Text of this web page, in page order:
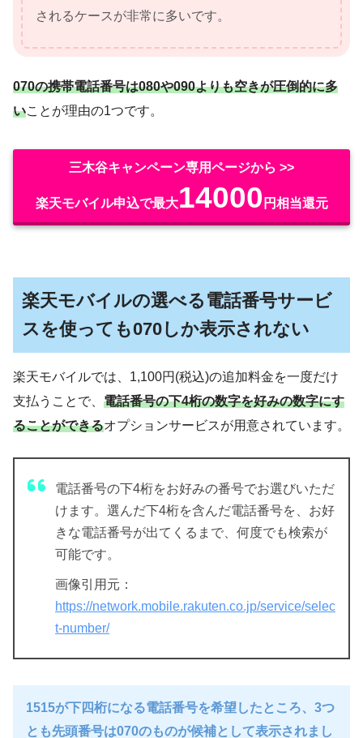
されるケースが非常に多いです。
070の携帯電話番号は080や090よりも空きが圧倒的に多
いことが理由の1つです。
三木谷キャンペーン専用ページから >>
楽天モバイル申込で最大14000 円相当還元
楽天モバイルの選べる電話番号サービ
スを使っても070しか表示されない
楽天モバイルでは、1,100円(税込)の追加料金を一度だけ
支払うことで、 電話番号の下4桁の数字を好みの数字にす
ることができるオプションサービスが用意されています。
電話番号の下4桁をお好みの番号でお選びいただ
けます。選んだ下4桁を含んだ電話番号を、お好
きな電話番号が出てくるまで、何度でも検索が
可能です。
画像引用元：
https://network.mobile.rakuten.co.jp/service/selec
t-number/
1515が下四桁になる電話番号を希望したところ、3つ
とも先頭番号は070のものが候補として表示されまし